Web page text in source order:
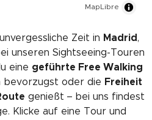
MapLibre
Zeit in Madrid ,
unseren Sightseeing-Touren
eine geführte Free Walking
bevorzugst oder die Freiheit
genießt – bei uns findest
Klicke auf eine Tour und